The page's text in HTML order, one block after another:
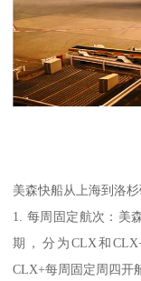
美森快船从上海到洛
1. 每周固定航次：美
期，分为CLX和
CLX+每周固定周四开